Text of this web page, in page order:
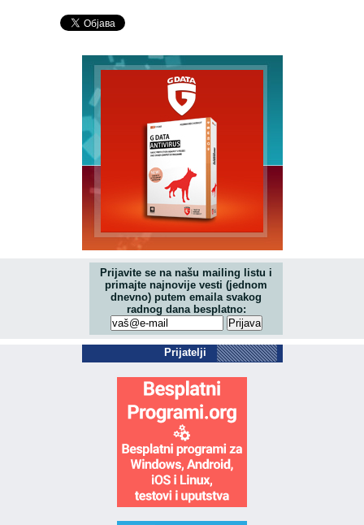
Prijavite se na našu mailing listu i
primajte najnovije vesti (jednom
dnevno) putem emaila svakog
radnog dana besplatno:
Prijatelji